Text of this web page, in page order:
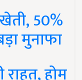
50%
मुनाफा
होम